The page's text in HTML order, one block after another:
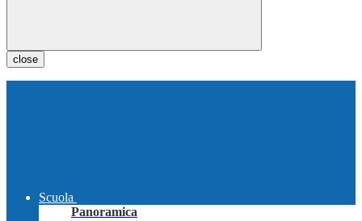
close
Scuola
Panoramica